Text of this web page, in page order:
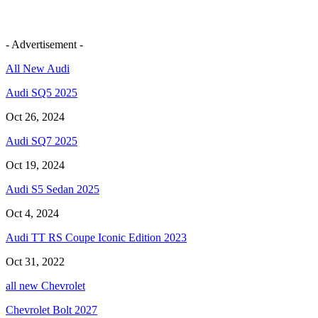
- Advertisement -
All New Audi
Audi SQ5 2025
Oct 26, 2024
Audi SQ7 2025
Oct 19, 2024
Audi S5 Sedan 2025
Oct 4, 2024
Audi TT RS Coupe Iconic Edition 2023
Oct 31, 2022
all new Chevrolet
Chevrolet Bolt 2027